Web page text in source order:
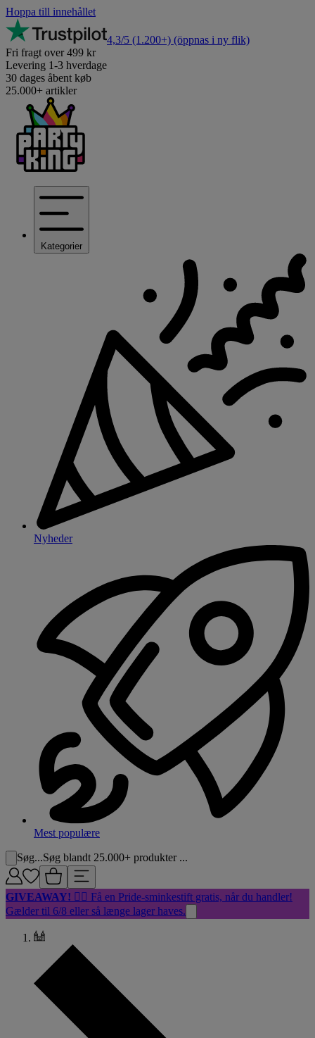
Hoppa till innehållet
4,3/5 (1.200+) (öppnas i ny flik)
Fri fragt over 499 kr
Levering 1-3 hverdage
30 dages åbent køb
25.000+ artikler
Kategorier
Nyheder
Mest populære
Søg...Søg blandt 25.000+ produkter ...
GIVEAWAY! 🏳️‍🌈 Få en Pride-sminkestift gratis, når du handler!
Gælder til 6/8 eller så længe lager haves.